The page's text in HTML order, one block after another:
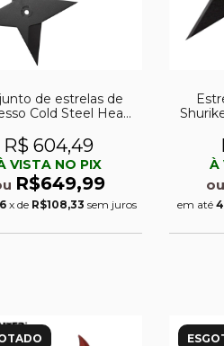
de estrelas de
Cold Steel Heavy
R$ 604,49
VISTA NO PIX
R$649,99
6 x de R$108,33 sem juros
À
ou
em até 4